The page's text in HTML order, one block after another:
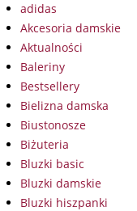
adidas
Akcesoria damskie
Aktualności
Baleriny
Bestsellery
Bielizna damska
Biustonosze
Biżuteria
Bluzki basic
Bluzki damskie
Bluzki hiszpanki